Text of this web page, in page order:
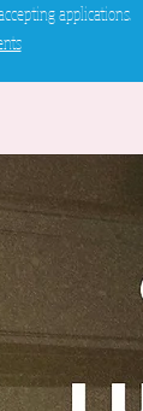
applications.